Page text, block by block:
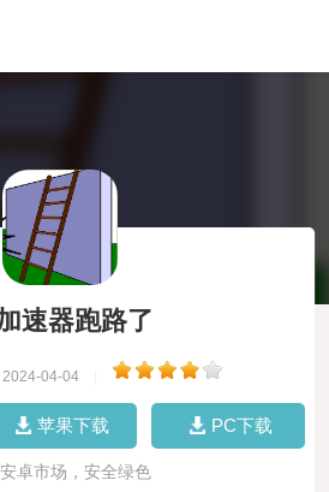
速器跑路了
2024-04-04
苹果下载 PC下载
安卓市场，安全绿色